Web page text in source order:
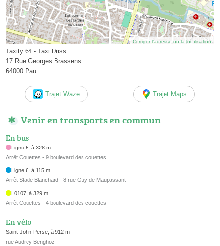
Corriger l’adresse ou la localisation
Taxity 64 - Taxi Driss
17 Rue Georges Brassens
64000 Pau
Trajet Waze Trajet Maps
Venir en transports en commun
En bus
Ligne 5, à 328 m
Arrêt Couettes - 9 boulevard des couettes
Ligne 6, à 115 m
Arrêt Stade Blanchard - 8 rue Guy de Maupassant
L0107, à 329 m
Arrêt Couettes - 4 boulevard des couettes
En vélo
Saint-John-Perse, à 912 m
rue Audrey Benghozi